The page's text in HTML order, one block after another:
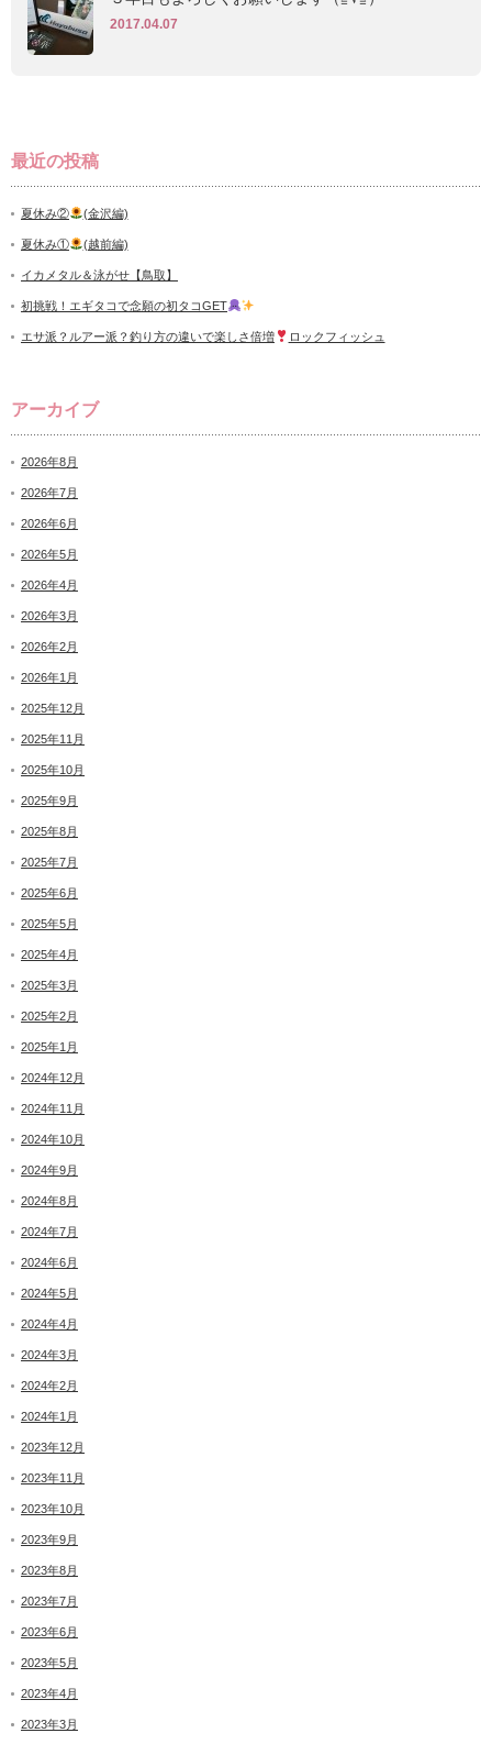
2017.04.07
最近の投稿
夏休み② (金沢編)
夏休み① (越前編)
イカメタル＆泳がせ【鳥取】
初挑戦！エギタコで念願の初タコGET
エサ派？ルアー派？釣り方の違いで楽しさ倍増 ロックフィッシュ
アーカイブ
2026年8月
2026年7月
2026年6月
2026年5月
2026年4月
2026年3月
2026年2月
2026年1月
2025年12月
2025年11月
2025年10月
2025年9月
2025年8月
2025年7月
2025年6月
2025年5月
2025年4月
2025年3月
2025年2月
2025年1月
2024年12月
2024年11月
2024年10月
2024年9月
2024年8月
2024年7月
2024年6月
2024年5月
2024年4月
2024年3月
2024年2月
2024年1月
2023年12月
2023年11月
2023年10月
2023年9月
2023年8月
2023年7月
2023年6月
2023年5月
2023年4月
2023年3月